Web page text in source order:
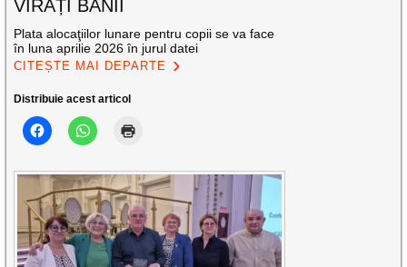
VIRAȚI BANII
Plata alocaţiilor lunare pentru copii se va face
în luna aprilie 2026 în jurul datei
CITEȘTE MAI DEPARTE
Distribuie acest articol